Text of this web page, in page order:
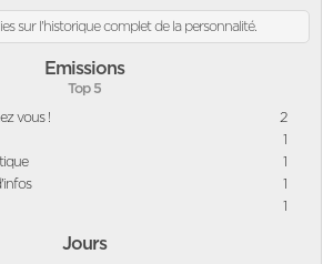
sur l'historique complet de la personnalité.
Emissions
Top 5
vous !
2
1
1
1
1
Jours